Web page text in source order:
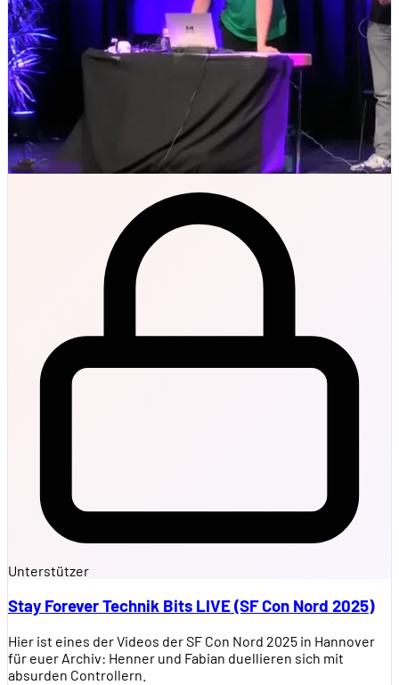
Unterstützer
Stay Forever Technik Bits LIVE (SF Con Nord 2025)
Hier ist eines der Videos der SF Con Nord 2025 in Hannover
für euer Archiv: Henner und Fabian duellieren sich mit
absurden Controllern.